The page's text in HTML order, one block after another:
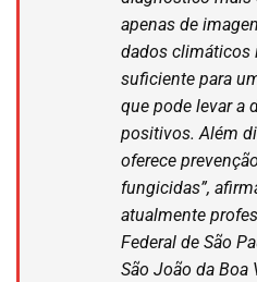
apenas de
dados climáticos
suficiente para
que pode levar a
positivos. Além
oferece
fungicidas”,
atualmente
Federal de São
São João da Boa